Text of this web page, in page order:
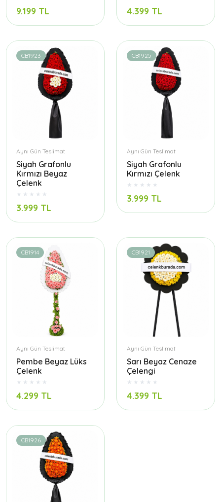
9.199 TL 4.399 TL
CB1923
Aynı Gün Teslimat
Siyah Grafonlu
Kırmızı Beyaz
Çelenk
3.999 TL
CB1925
Aynı Gün Teslimat
Siyah Grafonlu
Kırmızı Çelenk
3.999 TL
CB1914
Aynı Gün Teslimat
Pembe Beyaz Lüks
Çelenk
4.299 TL
CB1921
Aynı Gün Teslimat
Sarı Beyaz Cenaze
Çelengi
4.399 TL
CB1926